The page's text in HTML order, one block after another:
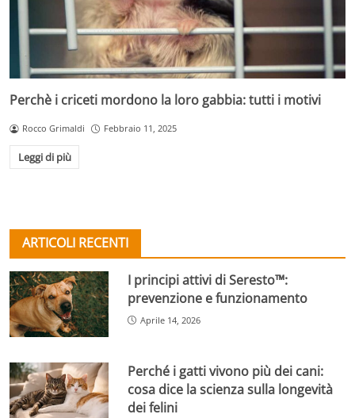
Perchè i criceti mordono la loro gabbia: tutti i motivi
Rocco Grimaldi Febbraio 11, 2025
Leggi di più
ARTICOLI RECENTI
I principi attivi di Seresto™:
prevenzione e funzionamento
Aprile 14, 2026
Perché i gatti vivono più dei cani:
cosa dice la scienza sulla longevità
dei felini